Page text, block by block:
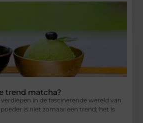
trend matcha?
in de fascinerende wereld van
is niet zomaar een trend; het is